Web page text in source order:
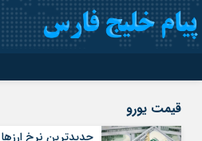
سروش
قیمت یورو